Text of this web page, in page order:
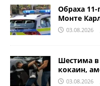
Обраха
Монте
03.08.2026
Шестима в
кокаин,
03.08.2026